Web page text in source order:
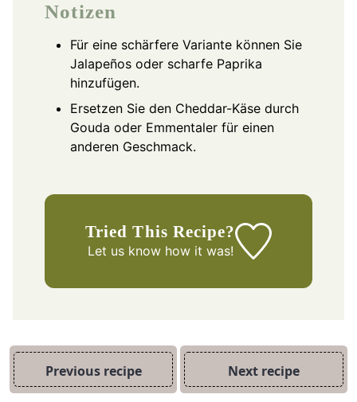
Notizen
Für eine schärfere Variante können Sie
Jalapeños oder scharfe Paprika
hinzufügen.
Ersetzen Sie den Cheddar-Käse durch
Gouda oder Emmentaler für einen
anderen Geschmack.
Tried This Recipe?
Let us knowhow it was!
Previous recipe Next recipe